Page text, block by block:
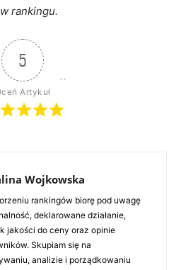
rankingu.
5
Artykuł
Wojkowska
rankingów biorę pod uwagę
deklarowane działanie,
jakości do ceny oraz opinie
Skupiam się na
analizie i porządkowaniu